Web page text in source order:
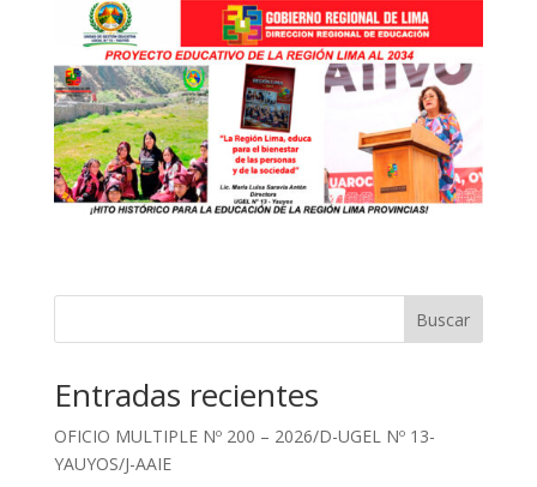
Buscar
Entradas recientes
OFICIO MULTIPLE Nº 200 – 2026/D-UGEL Nº 13-
YAUYOS/J-AAIE